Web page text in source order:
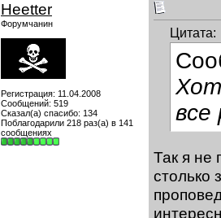
Heetter
Форумчанин
Регистрация: 11.04.2008
Сообщений: 519
Сказал(а) спасибо: 134
Поблагодарили 218 раз(а) в 141
сообщениях
Цитата:
все
Так я не
столько